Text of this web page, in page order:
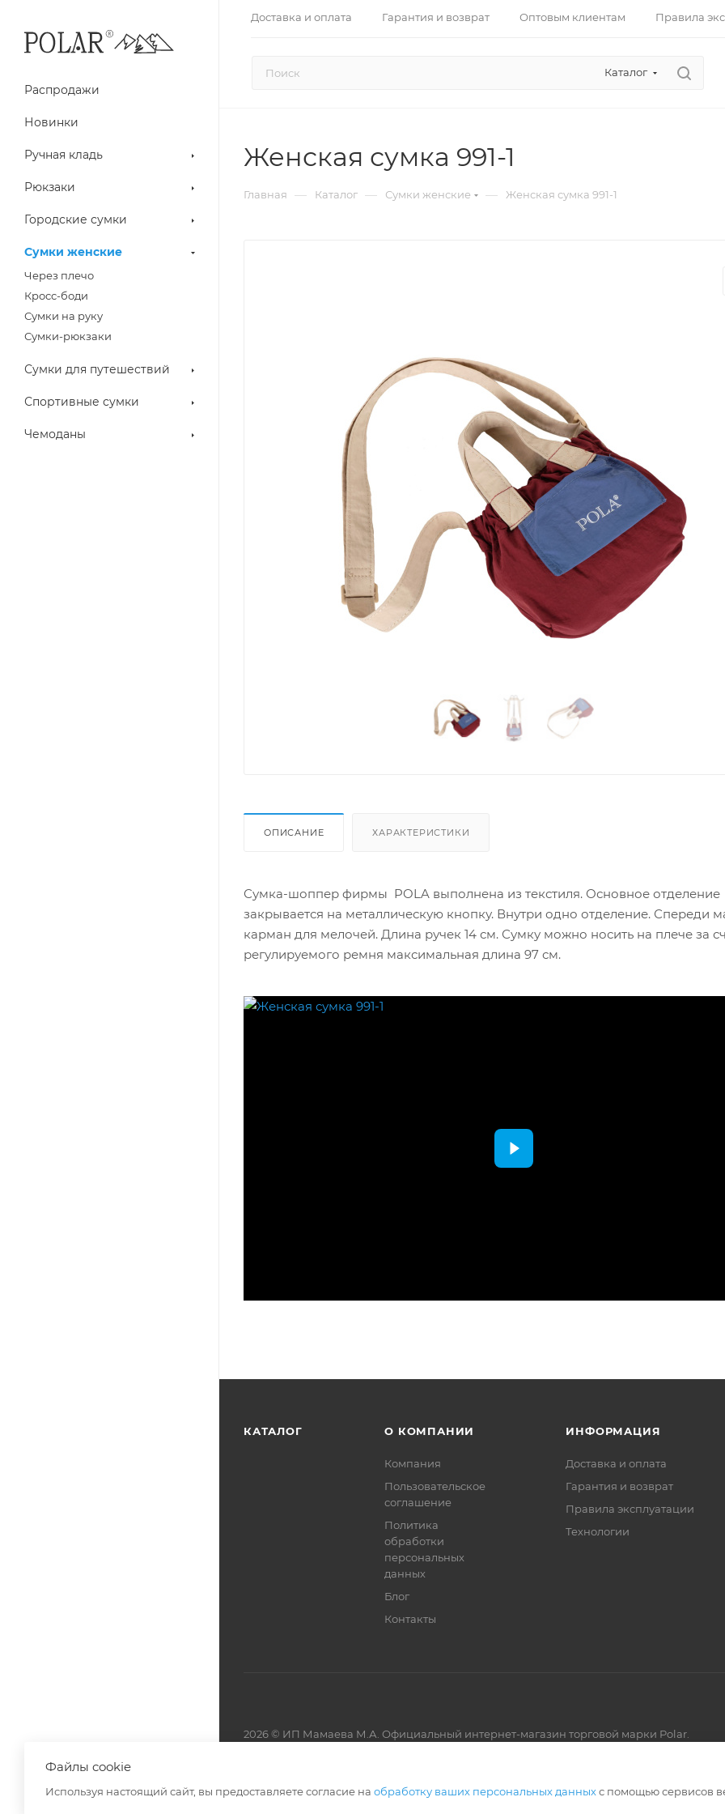
Доставка и оплата Гарантия и возврат Оптовым клиентам Правила
Каталог
Распродажи
Новинки
Ручная кладь
Рюкзаки
Городские сумки
Сумки женские
Через плечо
Кросс-боди
Сумки на руку
Сумки-рюкзаки
Сумки для путешествий
Спортивные сумки
Чемоданы
Женская сумка 991-1
Главная — Каталог — Сумки женские — Женская сумка 991-1
ОПИСАНИЕ ХАРАКТЕРИСТИКИ
Сумка-шоппер фирмы POLA выполнена из текстиля. Основное отделение
закрывается на металлическую кнопку. Внутри одно отделение. Спереди
карман для мелочей. Длина ручек 14 см. Сумку можно носить на плече за
регулируемого ремня максимальная длина 97 см.
КАТАЛОГ О КОМПАНИИ
Компания
Пользовательское
соглашение
Политика
обработки
персональных
данных
Блог
Контакты
ИНФОРМАЦИЯ
Доставка и оплата
Гарантия и возврат
Правила эксплуатации
Технологии
2026 © ИП Мамаева М.А. Официальный интернет-магазин торговой марки Polar.
Файлы cookie
Используя настоящий сайт, вы предоставляете согласие на обработку ваших персональных данныхс помощью сервисов